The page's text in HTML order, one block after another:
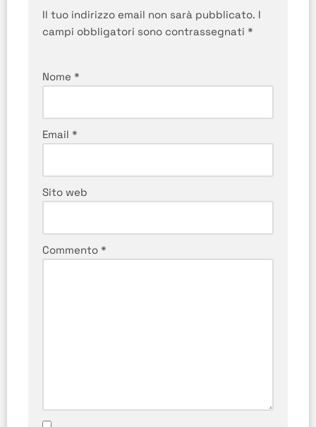
Il tuo indirizzo email non sarà pubblicato. I
campi obbligatori sono contrassegnati *
Nome *
Email *
Sito web
Commento *